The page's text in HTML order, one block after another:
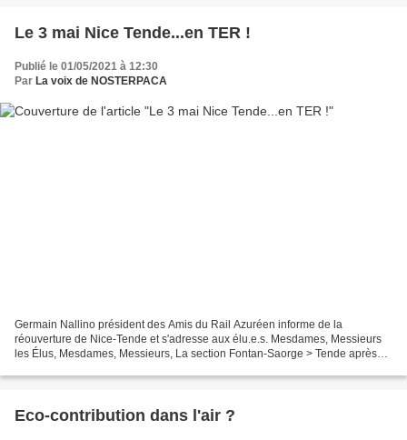
Le 3 mai Nice Tende...en TER !
Publié le 01/05/2021 à 12:30
Par La voix de NOSTERPACA
Germain Nallino président des Amis du Rail Azuréen informe de la
réouverture de Nice-Tende et s'adresse aux élu.e.s. Mesdames, Messieurs
les Élus, Mesdames, Messieurs, La section Fontan-Saorge > Tende après
Eco-contribution dans l'air ?